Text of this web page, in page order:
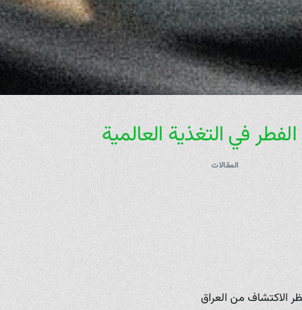
في التغذية العالمية
المقالات
الاكتشاف من العراق